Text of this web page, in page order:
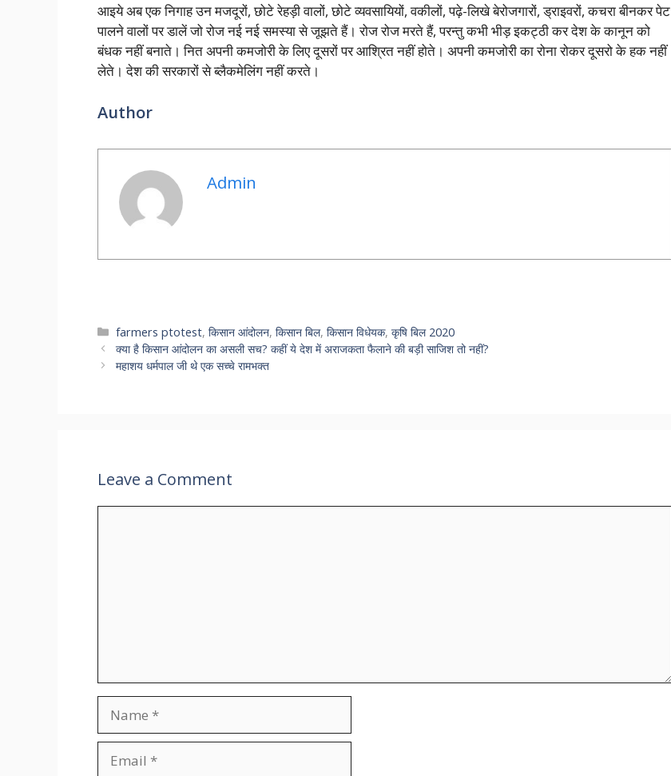
आइये अब एक निगाह उन मजदूरों, छोटे रेहड़ी वालों, छोटे व्यवसायियों, वकीलों, पढ़े-लिखे बेरोजगारों, ड्राइवरों, कचरा बीनकर पेट
पालने वालों पर डालें जो रोज नई नई समस्या से जूझते हैं। रोज रोज मरते हैं, परन्तु कभी भीड़ इकट्ठी कर देश के कानून को
बंधक नहीं बनाते। नित अपनी कमजोरी के लिए दूसरों पर आश्रित नहीं होते। अपनी कमजोरी का रोना रोकर दूसरो के हक नहीं
लेते। देश की सरकारों से ब्लैकमेलिंग नहीं करते।
Author
Admin
Categories
farmers ptotest,किसान आंदोलन,किसान बिल,किसान विधेयक,कृषि बिल 2020
क्या है किसान आंदोलन का असली सच? कहीं ये देश में अराजकता फैलाने की बड़ी साजिश तो नहीं?
महाशय धर्मपाल जी थे एक सच्चे रामभक्त
Leave a Comment